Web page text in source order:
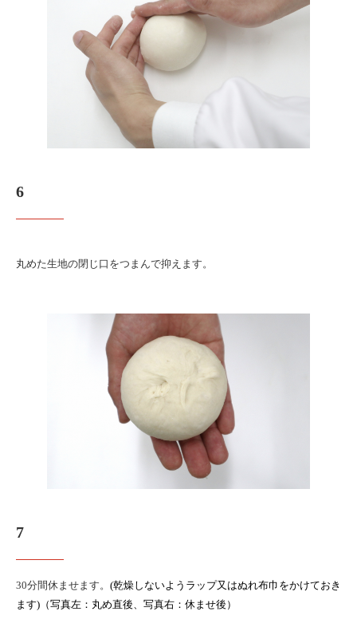
6
丸めた生地の閉じ口をつまんで抑えます。
7
30分間休ませます。 (乾燥しないようラップ又はぬれ布巾をかけておき
ます) （写真左：丸め直後、 写真右：休ませ後 ）